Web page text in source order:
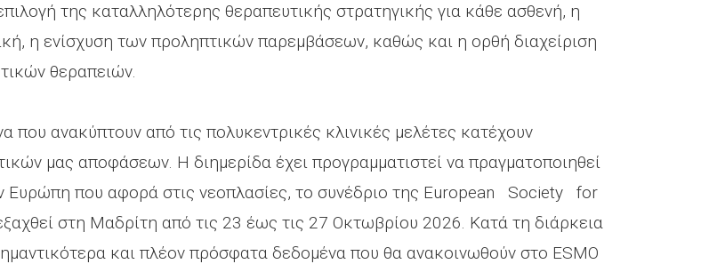
της καταλληλότερης θεραπευτικής στρατηγικής για κάθε ασθενή, η
η ενίσχυση των προληπτικών παρεμβάσεων, καθώς και η ορθή διαχείριση
θεραπειών.
που ανακύπτουν από τις πολυκεντρικές κλινικές μελέτες κατέχουν
μας αποφάσεων. Η διημερίδα έχει προγραμματιστεί να πραγματοποιηθεί
Ευρώπη που αφορά στις νεοπλασίες, το συνέδριο της European Society for
στη Μαδρίτη από τις 23 έως τις 27 Οκτωβρίου 2026. Κατά τη διάρκεια
και πλέον πρόσφατα δεδομένα που θα ανακοινωθούν στο ESMO